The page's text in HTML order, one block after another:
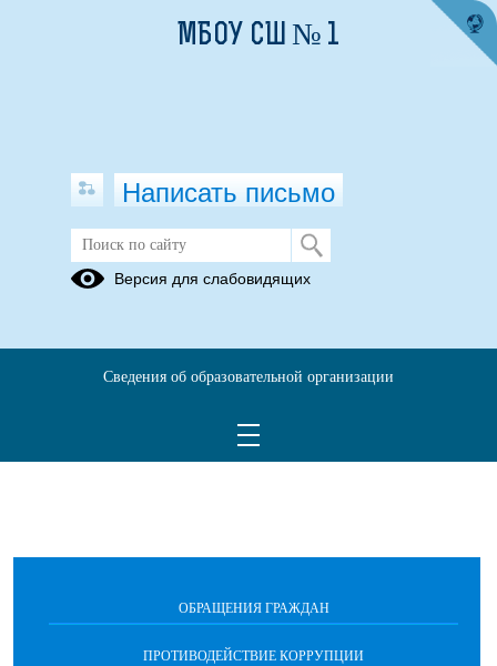
Приказ о создании инициативной
группы
О создании инициативной группы по контролю за ходом
(скачать)
ОБРАЩЕНИЯ ГРАЖДАН
ПРОТИВОДЕЙСТВИЕ КОРРУПЦИИ
МБОУ СШ № 1
Написать письмо
Версия для слабовидящих
Сведения об образовательной организации